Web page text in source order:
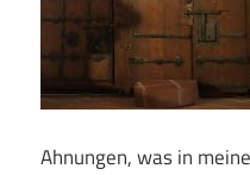
Ahnungen, was in